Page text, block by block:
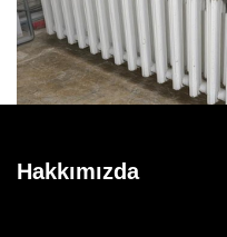
Hakkımızda